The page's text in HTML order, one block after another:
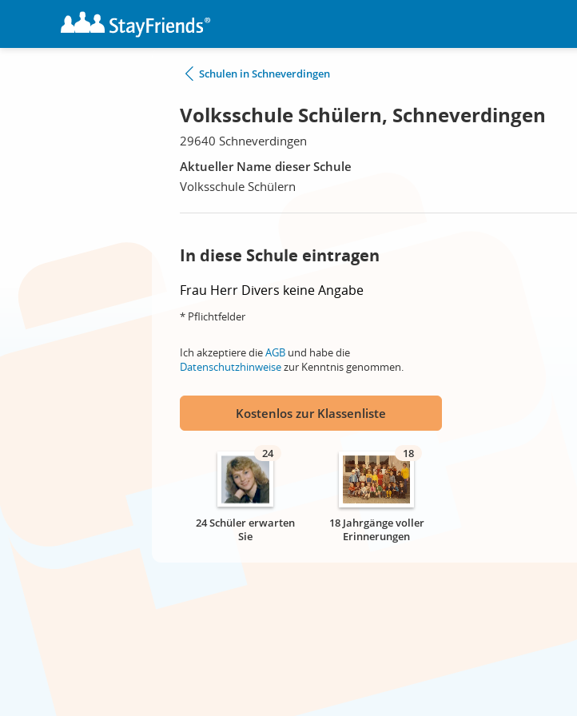
Schulen in Schneverdingen
Volksschule Schülern, Schneverdingen
29640 Schneverdingen
Aktueller Name dieser Schule
Volksschule Schülern
In diese Schule eintragen
Frau Herr Divers keine Angabe
* Pflichtfelder
Ich akzeptiere dieAGB und habe die
Datenschutzhinweisezur Kenntnis genommen.
Kostenlos zur Klassenliste
24
24 Schüler erwarten
Sie
18
18 Jahrgänge voller
Erinnerungen